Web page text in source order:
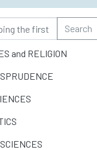
Search
and RELIGION